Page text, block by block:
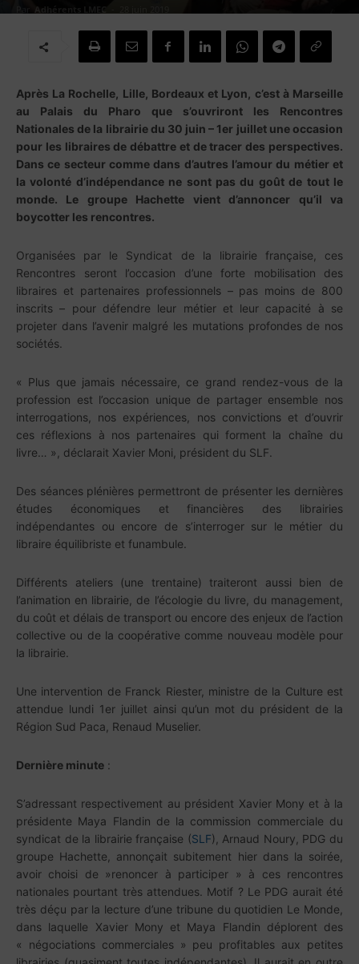
Par Adhérents LMEC
Après La Rochelle, Lille, Bordeaux et Lyon, c’est à Marseille
au Palais du Pharo que s’ouvriront les Rencontres
Nationales de la librairie du 30 juin – 1er juillet une occasion
pour les libraires de débattre et de tracer des perspectives.
Dans ce secteur comme dans d’autres l’amour du métier et
la volonté d’indépendance ne sont pas du goût de tout le
monde. Le groupe Hachette vient d’annoncer qu’il va
boycotter les rencontres.
Organisées par le Syndicat de la librairie française, ces
Rencontres seront l’occasion d’une forte mobilisation des
libraires et partenaires professionnels – pas moins de 800
inscrits – pour défendre leur métier et leur capacité à se
projeter dans l’avenir malgré les mutations profondes de nos
sociétés.
« Plus que jamais nécessaire, ce grand rendez-vous de la
profession est l’occasion unique de partager ensemble nos
interrogations, nos expériences, nos convictions et d’ouvrir
ces réflexions à nos partenaires qui forment la chaîne du
livre… », déclarait Xavier Moni, président du SLF.
Des séances plénières permettront de présenter les dernières
études économiques et financières des librairies
indépendantes ou encore de s’interroger sur le métier du
libraire équilibriste et funambule.
Différents ateliers (une trentaine) traiteront aussi bien de
l’animation en librairie, de l’écologie du livre, du management,
du coût et délais de transport ou encore des enjeux de l’action
collective ou de la coopérative comme nouveau modèle pour
la librairie.
Une intervention de Franck Riester, ministre de la Culture est
attendue lundi 1er juillet ainsi qu’un mot du président de la
Région Sud Paca, Renaud Muselier.
Dernière minute :
S’adressant respectivement au président Xavier Mony et à la
présidente Maya Flandin de la commission commerciale du
syndicat de la librairie française (SLF), Arnaud Noury, PDG du
groupe Hachette, annonçait subitement hier dans la soirée,
avoir choisi de »renoncer à participer » à ces rencontres
nationales pourtant très attendues. Motif ? Le PDG aurait été
très déçu par la lecture d’une tribune du quotidien Le Monde,
dans laquelle Xavier Mony et Maya Flandin déplorent des
« négociations commerciales » peu profitables aux petites